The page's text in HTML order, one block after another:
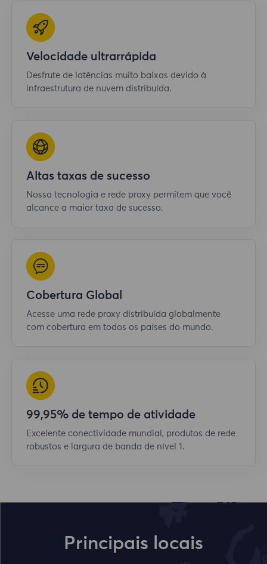
Velocidade ultrarrápida
Desfrute de latências muito baixas devido à
infraestrutura de nuvem distribuída.
Altas taxas de sucesso
Nossa tecnologia e rede proxy permitem que você
alcance a maior taxa de sucesso.
Cobertura Global
Acesse uma rede proxy distribuída globalmente
com cobertura em todos os países do mundo.
99,95% de tempo de atividade
Excelente conectividade mundial, produtos de rede
robustos e largura de banda de nível 1.
Principais locais